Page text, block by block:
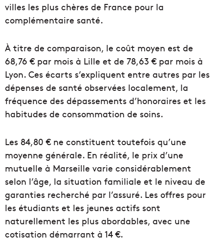
villes les plus chères de France pour la
complémentaire santé.
À titre de comparaison, le coût moyen est de
68,76 € par mois à Lille et de 78,63 € par mois à
Lyon. Ces écarts s’expliquent entre autres par les
dépenses de santé observées localement, la
fréquence des dépassements d’honoraires et les
habitudes de consommation de soins.
Les 84,80 € ne constituent toutefois qu’une
moyenne générale. En réalité, le prix d’une
mutuelle à Marseille varie considérablement
selon l’âge, la situation familiale et le niveau de
garanties recherché par l’assuré. Les offres pour
les étudiants et les jeunes actifs sont
naturellement les plus abordables, avec une
cotisation démarrant à 14 €.